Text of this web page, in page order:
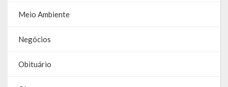
Apresentação
Portal da Transparência
Meio Ambiente
Negócios
Obituário